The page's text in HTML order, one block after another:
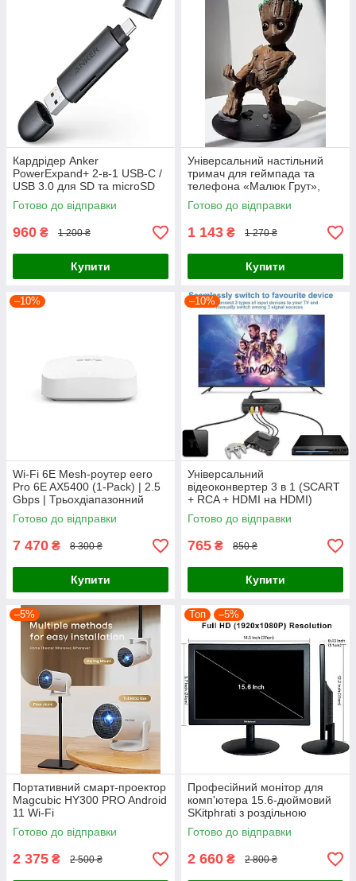
Кардрідер Anker
PowerExpand+ 2-в-1 USB-C /
USB 3.0 для SD та microSD
карт пам'яті (Space Gray)
Готово до відправки
960 ₴ 1 200 ₴
Купити
Універсальний настільний
тримач для геймпада та
телефона «Малюк Грут»,
підставка під джойстик PS5 /
PS4 / Xbox
Готово до відправки
1 143 ₴ 1 270 ₴
Купити
–10%
Wi-Fi 6E Mesh-роутер eero
Pro 6E AX5400 (1-Pack) | 2.5
Gbps | Трьохдіапазонний
маршрутизатор, покриття до
190 м²
Готово до відправки
7 470 ₴ 8 300 ₴
Купити
–10%
Універсальний
відеоконвертер 3 в 1 (SCART
+ RCA + HDMI на HDMI)
Готово до відправки
765 ₴ 850 ₴
Купити
–5%
Портативний смарт-проектор
Magcubic HY300 PRO Android
11 Wi-Fi
Готово до відправки
2 375 ₴ 2 500 ₴
Топ –5%
Професійний монітор для
комп'ютера 15.6-дюймовий
SKitphrati з роздільною
здатністю 1920x1080
Готово до відправки
2 660 ₴ 2 800 ₴